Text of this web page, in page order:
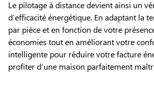
Le pilotage à distance devient ainsi un
d’efficacité énergétique. En adaptant la
par pièce et en fonction de votre
économies tout en améliorant votre
intelligente pour réduire votre facture
profiter d’une maison parfaitement